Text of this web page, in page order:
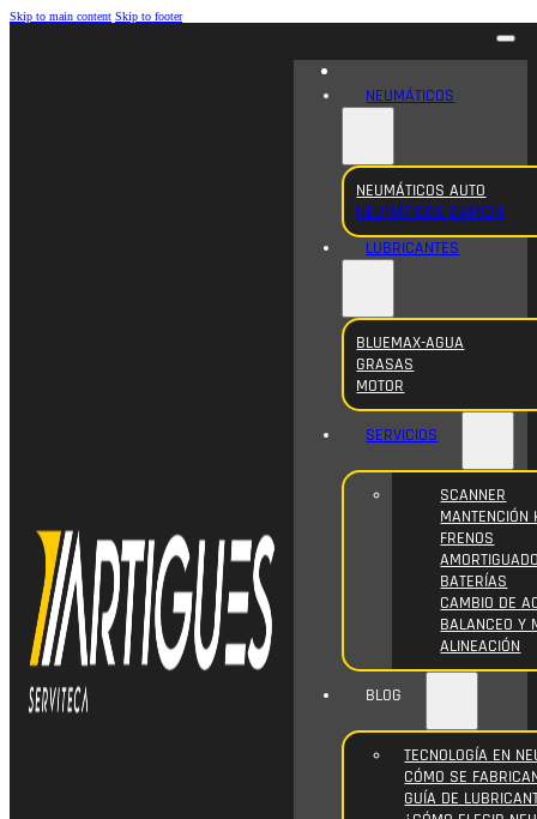
Skip to main content Skip to footer
NEUMÁTICOS
NEUMÁTICOS AUTO
NEUMÁTICOS CAMION
LUBRICANTES
BLUEMAX-AGUA
GRASAS
MOTOR
SERVICIOS
SCANNER
MANTENCIÓN
FRENOS
BATERÍAS
CAMBIO DE
BALANCEO Y
ALINEACIÓN
BLOG
TECNOLOGÍA EN
CÓMO SE
GUÍA DE